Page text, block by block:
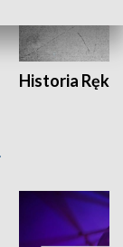
Historia Ręką